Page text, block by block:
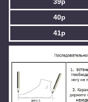
40р
41р